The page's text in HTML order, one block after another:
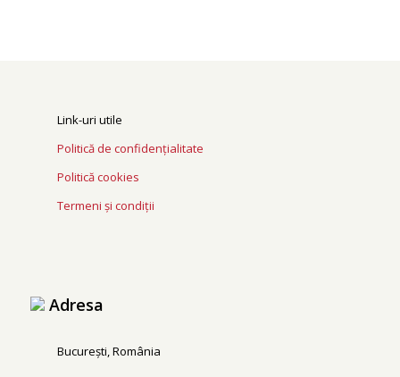
Link-uri utile
Politică de confidențialitate
Politică cookies
Termeni și condiții
Adresa
București, România